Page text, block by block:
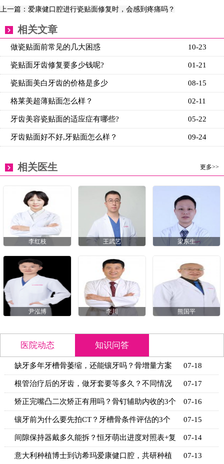
上一篇：爱康健口腔进行瓷贴面修复时，会感到疼痛吗？
相关文章
10-23
做瓷贴面前常见的几大困惑
01-21
瓷贴面牙齿修复要多少钱呢?
08-15
瓷贴面美白牙齿的价格是多少
02-11
格莱美超薄贴面怎么样？
05-22
牙齿美容瓷贴面的适应症有哪些?
09-24
牙齿贴面好不好,牙贴面怎么样？
更多>>
相关医生
李红枝 王武艺 梁东生
尹泓博 李川 熊国平
医院动态 知识问答
缺牙多年牙槽骨萎缩，还能镶牙吗？骨增量方案
+适用条
07-18
根管治疗后的牙齿，做牙套要等多久？不同情况
的等待时
07-17
矫正完嘴凸二次矫正有用吗？骨钉辅助内收的3个
关键条
07-16
镶牙前为什么要先拍CT？牙槽骨条件评估的3个
关键指标
07-15
间隙保持器戴多久能拆？恒牙萌出进度对照表+复
诊时间
07-14
意大利种植博士到访希玛爱康健口腔，共研种植 07-13